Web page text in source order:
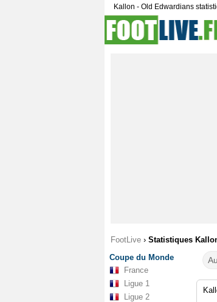
Kallon - Old Edwardians
FootLive › Statistiques
Coupe du Monde
France
Ligue 1
Ligue 2